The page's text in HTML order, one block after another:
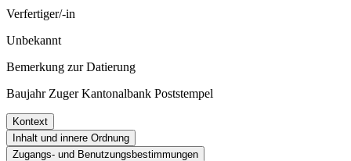
Verfertiger/-in
Unbekannt
Bemerkung zur Datierung
Baujahr Zuger Kantonalbank Poststempel
Kontext
Inhalt und innere Ordnung
Zugangs- und Benutzungsbestimmungen